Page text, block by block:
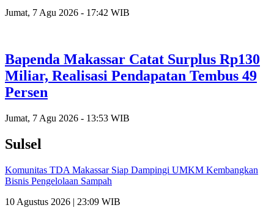
Jumat, 7 Agu 2026 - 17:42 WIB
Bapenda Makassar Catat Surplus Rp130
Miliar, Realisasi Pendapatan Tembus 49
Persen
Jumat, 7 Agu 2026 - 13:53 WIB
Sulsel
Komunitas TDA Makassar Siap Dampingi UMKM Kembangkan
Bisnis Pengelolaan Sampah
10 Agustus 2026 | 23:09 WIB